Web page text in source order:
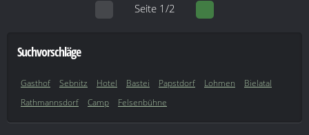
Seite 1/2
Suchvorschläge
Gasthof Sebnitz Hotel Bastei Papstdorf Lohmen
Bielatal
Rathmannsdorf
Camp Felsenbühne